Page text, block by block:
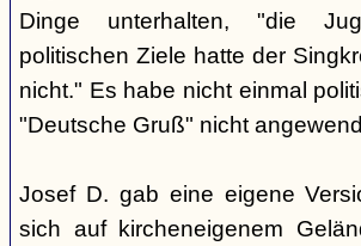
Dinge unterhalten, "die
politischen Ziele hatte der
nicht." Es habe nicht einmal
"Deutsche Gruß" nicht
Josef D. gab eine eigene
sich auf kircheneigenem